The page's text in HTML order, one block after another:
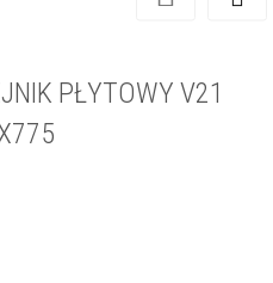
PŁYTOWY V21